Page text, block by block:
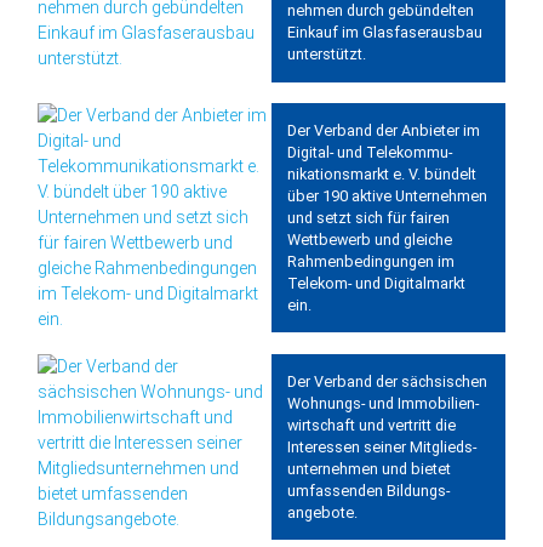
nehmen durch gebündelten
Einkauf im Glas­faser­ausbau
unter­stützt.
Der Verband der Anbieter im
Digital‑ und Tele­kommu­
nikations­markt e. V. bündelt
über 190 aktive Unter­nehmen
und setzt sich für fairen
Wett­bewerb und gleiche
Rahmen­bedingungen im
Telekom- und Digital­markt
ein.
Der Verband der sächsischen
Wohnungs- und Immobilien­
wirtschaft und vertritt die
Interessen seiner Mitglieds­
unter­nehmen und bietet
umfassenden Bildungs­
angebote.